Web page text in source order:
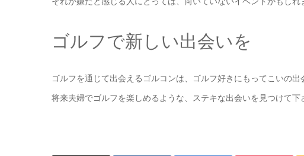
ゴルフで新しい出会いを
ゴルフを通じて出会えるゴルコンは、ゴルフ好きにもってこいの出
将来夫婦でゴルフを楽しめるような、ステキな出会いを見つけて下